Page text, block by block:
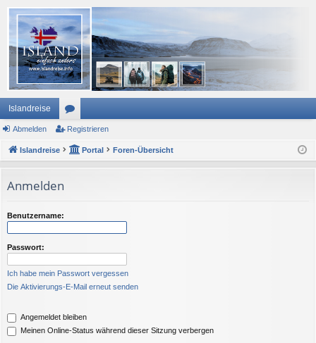
Islandreise
or
en
Abmelden Registrieren
Islandreise Portal Foren-Übersicht
Anmelden
Benutzername:
Passwort:
Ich habe mein Passwort vergessen
Die Aktivierungs-E-Mail erneut senden
Angemeldet bleiben
Meinen Online-Status während dieser Sitzung verbergen